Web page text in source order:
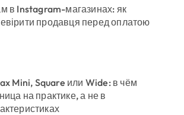
в Instagram-магазинах: як
продавця перед оплатою
Mini, Square или Wide: в чём
на практике, а не в